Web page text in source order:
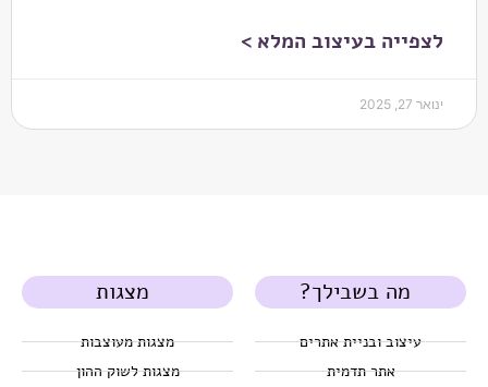
לצפייה בעיצוב המלא >
ינואר 27, 2025
מה בשבילך?
עיצוב ובניית אתרים
אתר תדמית
מצגות
מצגות מעוצבות
מצגות לשוק ההון